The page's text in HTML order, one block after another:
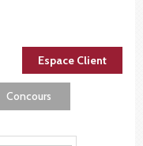
Espace Client
Concours